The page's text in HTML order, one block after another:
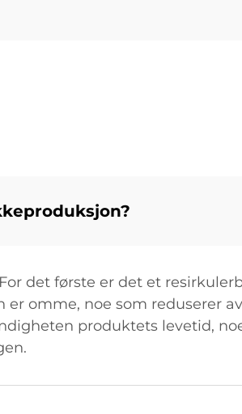
det første er det et
omme, noe som reduserer
produktets levetid,